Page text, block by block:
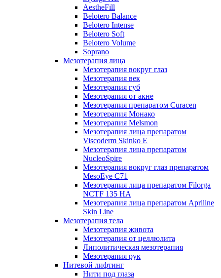
AestheFill
Belotero Balance
Belotero Intense
Belotero Soft
Belotero Volume
Soprano
Мезотерапия лица
Мезотерапия вокруг глаз
Мезотерапия век
Мезотерапия губ
Мезотерапия от акне
Мезотерапия препаратом Curacen
Мезотерапия Монако
Мезотерапия Melsmon
Мезотерапия лица препаратом
Viscoderm Skinko E
Мезотерапия лица препаратом
NucleoSpire
Мезотерапия вокруг глаз препаратом
MesoEye С71
Мезотерапия лица препаратом Filorga
NCTF 135 HA
Мезотерапия лица препаратом Apriline
Skin Line
Мезотерапия тела
Мезотерапия живота
Мезотерапия от целлюлита
Липолитическая мезотерапия
Мезотерапия рук
Нитевой лифтинг
Нити под глаза